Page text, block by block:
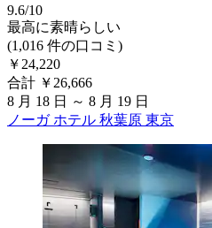
9.6/10
最高に素晴らしい
(1,016 件の口コミ)
￥24,220
合計 ￥26,666
8 月 18 日 ～ 8 月 19 日
ノーガ ホテル 秋葉原 東京